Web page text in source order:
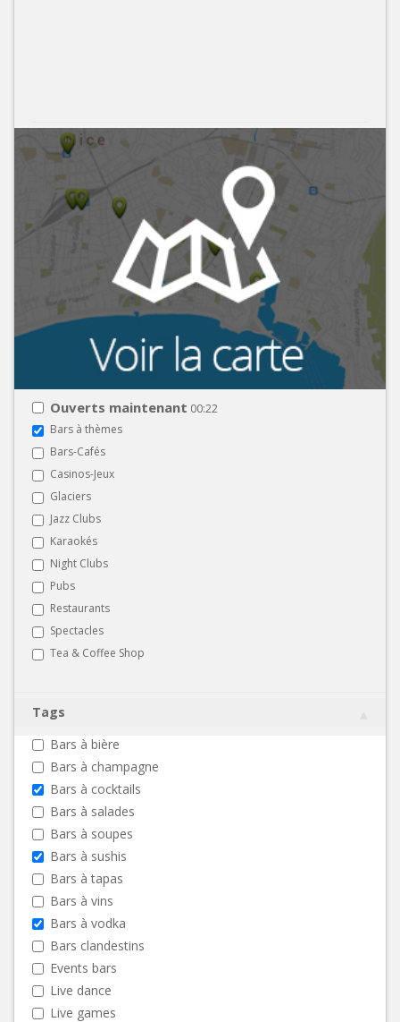
Ouverts maintenant 00:22
Bars à thèmes
Bars-Cafés
Casinos-Jeux
Glaciers
Jazz Clubs
Karaokés
Night Clubs
Pubs
Restaurants
Spectacles
Tea & Coffee Shop
Tags
Bars à bière
Bars à champagne
Bars à cocktails
Bars à salades
Bars à soupes
Bars à sushis
Bars à tapas
Bars à vins
Bars à vodka
Bars clandestins
Events bars
Live dance
Live games